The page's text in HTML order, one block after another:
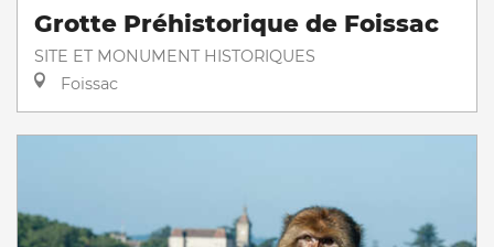
Grotte Préhistorique de Foissac
SITE ET MONUMENT HISTORIQUES
Foissac